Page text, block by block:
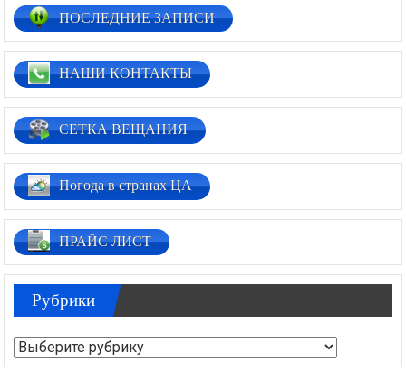
ПОСЛЕДНИЕ ЗАПИСИ
НАШИ КОНТАКТЫ
СЕТКА ВЕЩАНИЯ
Погода в странах ЦА
ПРАЙС ЛИСТ
Рубрики
Рубрики